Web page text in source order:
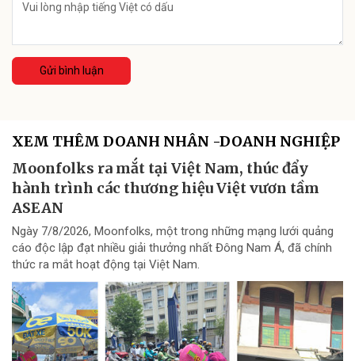
Gửi bình luận
XEM THÊM DOANH NHÂN -DOANH NGHIỆP
Moonfolks ra mắt tại Việt Nam, thúc đẩy
hành trình các thương hiệu Việt vươn tầm
ASEAN
Ngày 7/8/2026, Moonfolks, một trong những mạng lưới quảng
cáo độc lập đạt nhiều giải thưởng nhất Đông Nam Á, đã chính
thức ra mắt hoạt động tại Việt Nam.